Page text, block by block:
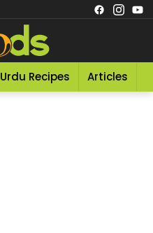
Urdu Recipes Articles